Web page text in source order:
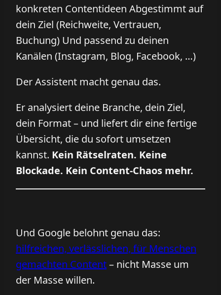
konkreten Contentideen Abgestimmt auf
dein Ziel (Reichweite, Vertrauen,
Buchung) Und passend zu deinen
Kanälen (Instagram, Blog, Facebook, …)
Der Assistent macht genau das.
Er analysiert deine Branche, dein Ziel,
dein Format – und liefert dir eine fertige
Übersicht, die du sofort umsetzen
kannst. Kein Rätselraten. Keine
Blockade. Kein Content-Chaos mehr.
Und Google belohnt genau das:
hilfreichen, verlässlichen, für Menschen
gemachten Content– nicht Masse um
der Masse willen.